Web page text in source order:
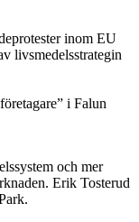
inom EU
livsmedelsstrategin
i Falun
och mer
Erik Tosterud